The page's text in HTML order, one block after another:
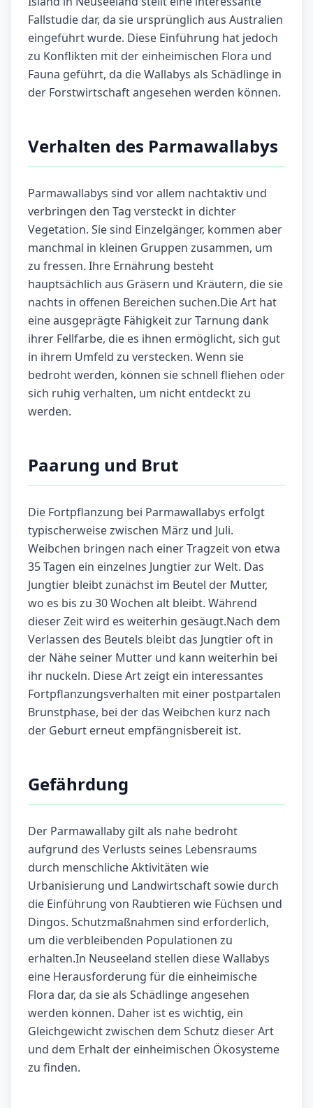
Fallstudie dar, da sie ursprünglich aus Australien
eingeführt wurde. Diese Einführung hat jedoch
zu Konflikten mit der einheimischen Flora und
Fauna geführt, da die Wallabys als Schädlinge in
der Forstwirtschaft angesehen werden können.
Verhalten des Parmawallabys
Parmawallabys sind vor allem nachtaktiv und
verbringen den Tag versteckt in dichter
Vegetation. Sie sind Einzelgänger, kommen aber
manchmal in kleinen Gruppen zusammen, um
zu fressen. Ihre Ernährung besteht
hauptsächlich aus Gräsern und Kräutern, die sie
nachts in offenen Bereichen suchen.Die Art hat
eine ausgeprägte Fähigkeit zur Tarnung dank
ihrer Fellfarbe, die es ihnen ermöglicht, sich gut
in ihrem Umfeld zu verstecken. Wenn sie
bedroht werden, können sie schnell fliehen oder
sich ruhig verhalten, um nicht entdeckt zu
werden.
Paarung und Brut
Die Fortpflanzung bei Parmawallabys erfolgt
typischerweise zwischen März und Juli.
Weibchen bringen nach einer Tragzeit von etwa
35 Tagen ein einzelnes Jungtier zur Welt. Das
Jungtier bleibt zunächst im Beutel der Mutter,
wo es bis zu 30 Wochen alt bleibt. Während
dieser Zeit wird es weiterhin gesäugt.Nach dem
Verlassen des Beutels bleibt das Jungtier oft in
der Nähe seiner Mutter und kann weiterhin bei
ihr nuckeln. Diese Art zeigt ein interessantes
Fortpflanzungsverhalten mit einer postpartalen
Brunstphase, bei der das Weibchen kurz nach
der Geburt erneut empfängnisbereit ist.
Gefährdung
Der Parmawallaby gilt als nahe bedroht
aufgrund des Verlusts seines Lebensraums
durch menschliche Aktivitäten wie
Urbanisierung und Landwirtschaft sowie durch
die Einführung von Raubtieren wie Füchsen und
Dingos. Schutzmaßnahmen sind erforderlich,
um die verbleibenden Populationen zu
erhalten.In Neuseeland stellen diese Wallabys
eine Herausforderung für die einheimische
Flora dar, da sie als Schädlinge angesehen
werden können. Daher ist es wichtig, ein
Gleichgewicht zwischen dem Schutz dieser Art
und dem Erhalt der einheimischen Ökosysteme
zu finden.